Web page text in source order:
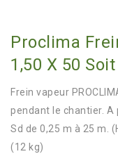
Proclima
1,50 X 50
Frein vapeur
pendant le chantier. A
Sd de 0,25 m à 25 m.
(12 kg)